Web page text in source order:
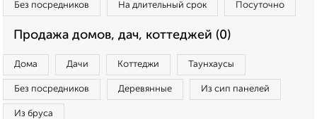
Без посредников На длительный срок Посуточно
Продажа домов, дач, коттеджей (0)
Дома Дачи Коттеджи Таунхаусы
Без посредников Деревянные Из сип панелей
Из бруса